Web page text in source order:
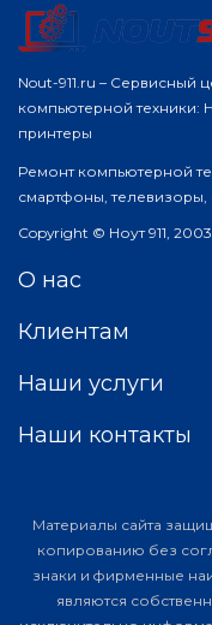
Nout-911.ru – Сервисный
компьютерной техники:
принтеры
Ремонт компьютерной
смартфоны, телевизоры,
Copyright © Ноут 911,
О нас
Клиентам
Наши услуги
Наши контакты
Материалы сайта
копированию без
знаки и фирменные
являются